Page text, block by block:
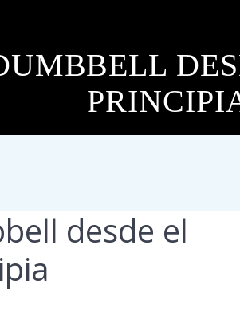
desde el